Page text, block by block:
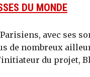
DU MONDE
avec ses
de nombreux
du projet,